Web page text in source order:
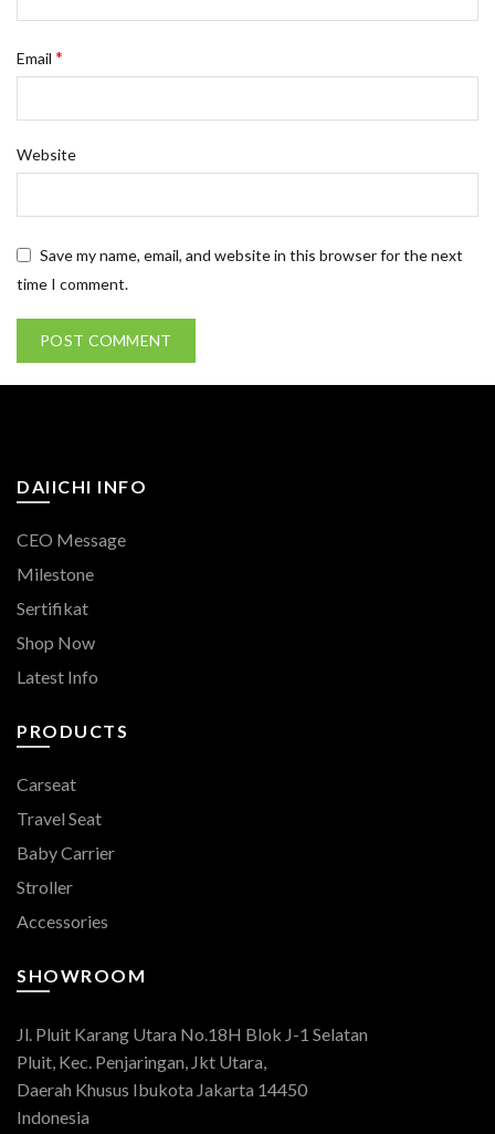
Email *
Website
Save my name, email, and website in this browser for the next
time I comment.
DAIICHI INFO
CEO Message
Milestone
Sertifikat
Shop Now
Latest Info
PRODUCTS
Carseat
Travel Seat
Baby Carrier
Stroller
Accessories
SHOWROOM
Jl. Pluit Karang Utara No.18H Blok J-1 Selatan
Pluit, Kec. Penjaringan, Jkt Utara,
Daerah Khusus Ibukota Jakarta 14450
Indonesia